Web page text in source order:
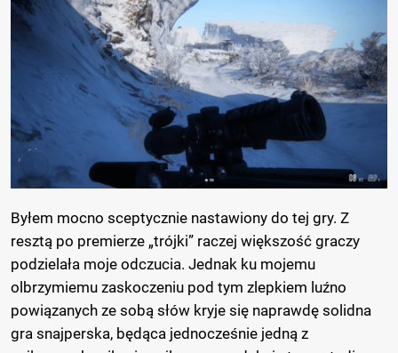
Byłem mocno sceptycznie nastawiony do tej gry. Z
resztą po premierze „trójki” raczej większość graczy
podzielała moje odczucia. Jednak ku mojemu
olbrzymiemu zaskoczeniu pod tym zlepkiem luźno
powiązanych ze sobą słów kryje się naprawdę solidna
gra snajperska, będąca jednocześnie jedną z